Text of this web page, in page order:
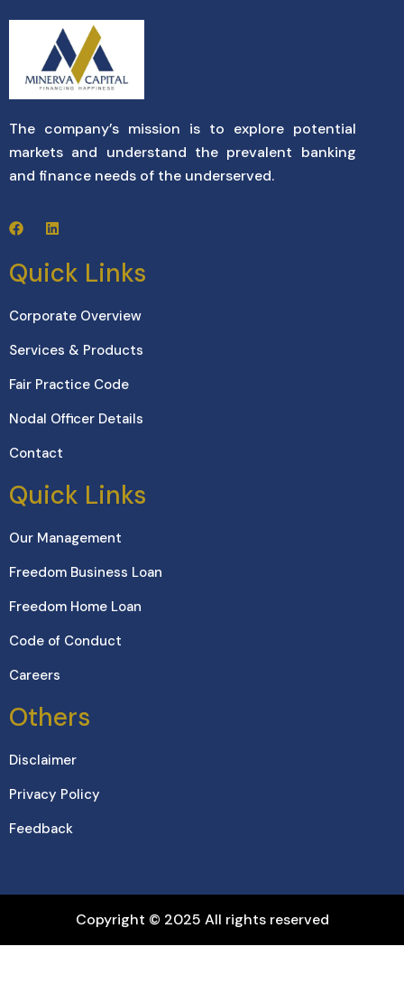
The company’s mission is to explore potential
markets and understand the prevalent banking
and finance needs of the underserved.
Quick Links
Corporate Overview
Services & Products
Fair Practice Code
Nodal Officer Details
Contact
Quick Links
Our Management
Freedom Business Loan
Freedom Home Loan
Code of Conduct
Careers
Others
Disclaimer
Privacy Policy
Feedback
Copyright © 2025 All rights reserved